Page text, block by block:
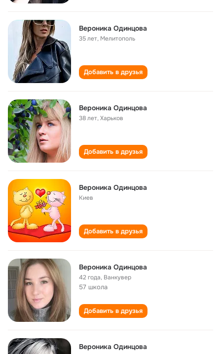
Вероника Одинцова
35 лет, Мелитополь
Добавить в друзья
Вероника Одинцова
38 лет,Харьков
Добавить в друзья
Вероника Одинцова
Киев
Добавить в друзья
Вероника Одинцова
42 года, Ванкувер
57 школа
Добавить в друзья
Вероника Одинцова